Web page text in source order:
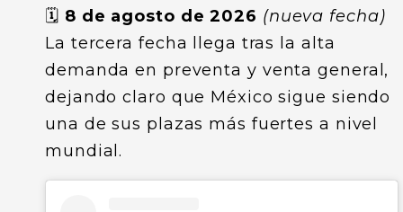
🗓️ 8 de agosto de 2026 (nueva fecha)
La tercera fecha llega tras la alta
demanda en preventa y venta general,
dejando claro que México sigue siendo
una de sus plazas más fuertes a nivel
mundial.